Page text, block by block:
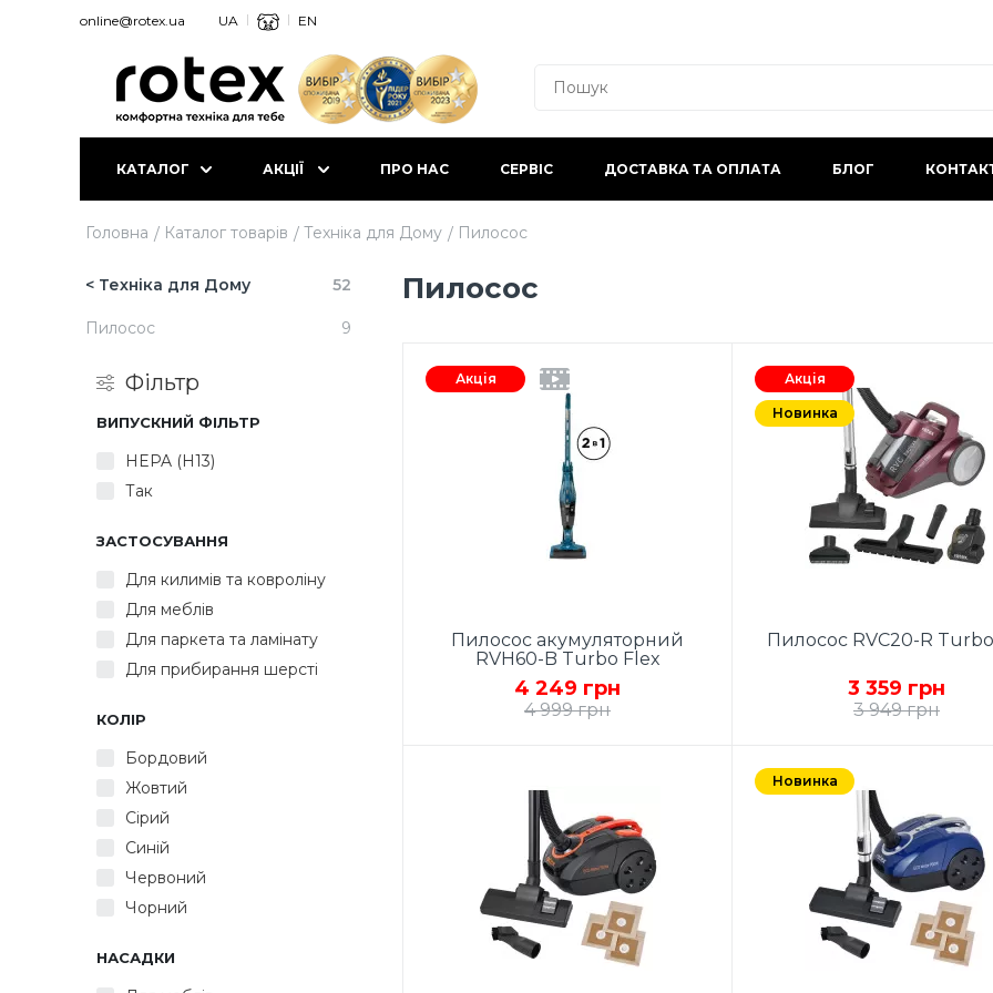
online@rotex.ua UA EN
КАТАЛОГ АКЦІЇ ПРО НАС СЕРВІС ДОСТАВКА ТА ОПЛАТА БЛОГ
Головна Каталог товарів Техніка для Дому Пилосос
< Техніка для Дому 52
Пилосос 9
Фільтр
ВИПУСКНИЙ ФІЛЬТР
HEPA (H13)
Так
ЗАСТОСУВАННЯ
Для килимів та ковроліну
Для меблів
Для паркета та ламінату
Для прибирання шерсті
КОЛІР
Бордовий
Жовтий
Сірий
Синій
Червоний
Чорний
НАСАДКИ
Пилосос
Акція
Пилосос акумуляторний
RVH60-B Turbo Flex
4 249 грн
4 999 грн
потужність 120 Вт, потужність
всмоктування 45 Вт,
пилозбірник: контейнер
об'ємом 0,5 л, HEPA фільтр,
акумулятор Li-Ion
22.2V,2200mAh, час зарядки 4
години, індикатор зарядки, час
роботи від акумулятора 40
Акція
Новинка
Пилосос RVC20-R
3 359 грн
3 949 грн
Потужність 700 Вт ECO
MOTOR, Клас
енергоспоживання A,
контейнера 4 л,
потужності на корпусі,
Металева телескопічна
Високоефективна щітка з
перемикачем "килим /
Універсальна насадка
Новинка